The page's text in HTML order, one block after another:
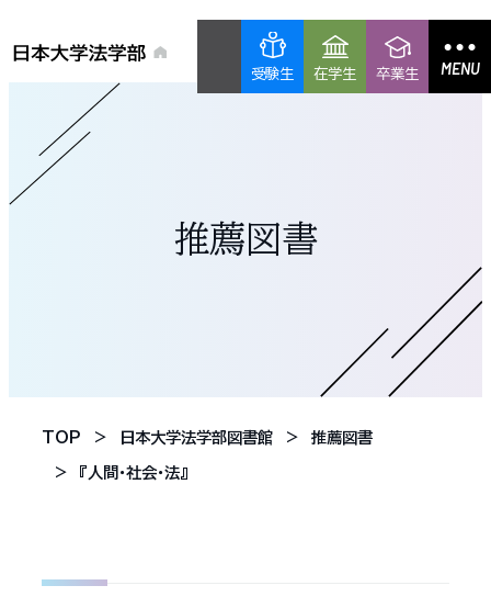
受験生 在学生 卒業生 MENU
推薦図書
TOP 日本大学法学部図書館 推薦図書
『人間・社会・法』